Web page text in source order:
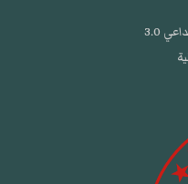
3.0